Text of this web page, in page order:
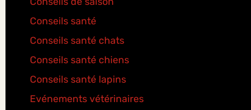
Conseils santé(18)
Conseils santé chats(6)
Conseils santé chiens(5)
Conseils santé lapins(2)
Evénements vétérinaires(2)